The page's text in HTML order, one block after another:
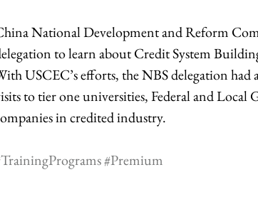
National Development and Reform
to learn about Credit System
USCEC’s efforts, the NBS delegation
to tier one universities, Federal and Local
in credited industry.
#Premium